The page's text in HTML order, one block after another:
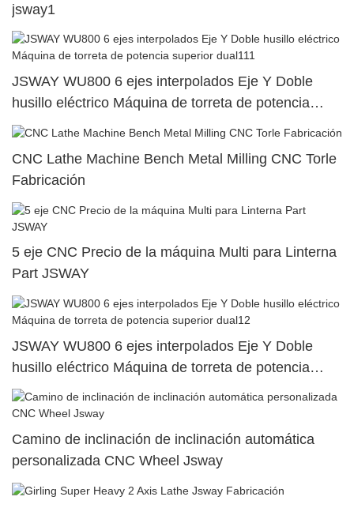
jsway1
JSWAY WU800 6 ejes interpolados Eje Y Doble
husillo eléctrico Máquina de torreta de potencia
superior dual111
CNC Lathe Machine Bench Metal Milling CNC Torle
Fabricación
5 eje CNC Precio de la máquina Multi para Linterna
Part JSWAY
JSWAY WU800 6 ejes interpolados Eje Y Doble
husillo eléctrico Máquina de torreta de potencia
superior dual12
Camino de inclinación de inclinación automática
personalizada CNC Wheel Jsway